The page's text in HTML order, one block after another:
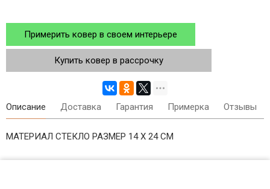
Примерить ковер в своем интерьере
Купить ковер в рассрочку
Описание Доставка Гарантия Примерка Отзывы
МАТЕРИАЛ СТЕКЛО РАЗМЕР 14 X 24 СМ